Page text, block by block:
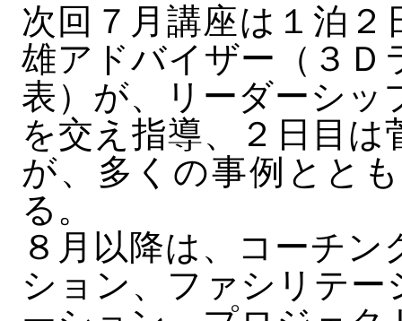
次回７月講座は１泊
雄アドバイザー（３Ｄ
表）が、リーダーシッ
を交え指導、２日目
が、多くの事例とと
る。
８月以降は、コーチ
ション、ファシリテ